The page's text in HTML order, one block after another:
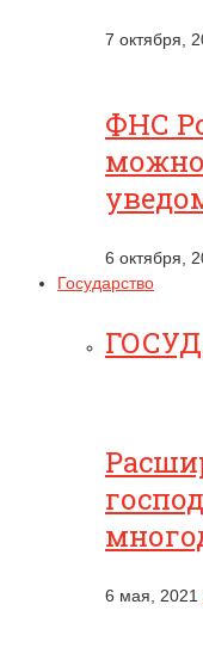
7 октября,
ФНС
6 октября,
Государство
6 мая, 2021